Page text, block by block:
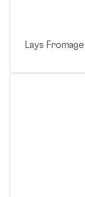
Lays Fromage